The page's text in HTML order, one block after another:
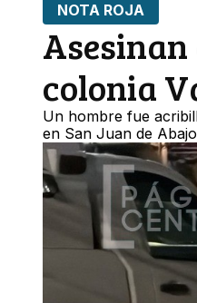
NOTA ROJA
colonia
Un hombre fue
en San Juan de Abajo